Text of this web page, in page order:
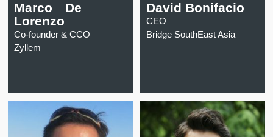
Marco De
Lorenzo
Co-founder & CCO
Zyllem
David Bonifacio
CEO
Bridge SouthEast Asia